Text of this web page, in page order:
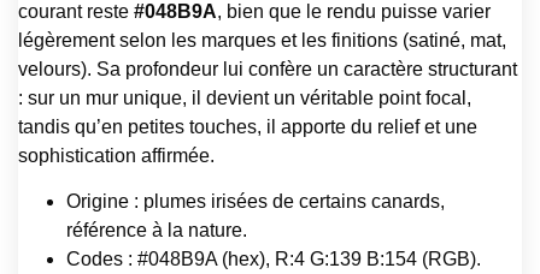
courant reste #048B9A, bien que le rendu puisse varier
légèrement selon les marques et les finitions (satiné, mat,
velours). Sa profondeur lui confère un caractère structurant
: sur un mur unique, il devient un véritable point focal,
tandis qu’en petites touches, il apporte du relief et une
sophistication affirmée.
Origine : plumes irisées de certains canards,
référence à la nature.
Codes : #048B9A (hex), R:4 G:139 B:154 (RGB).